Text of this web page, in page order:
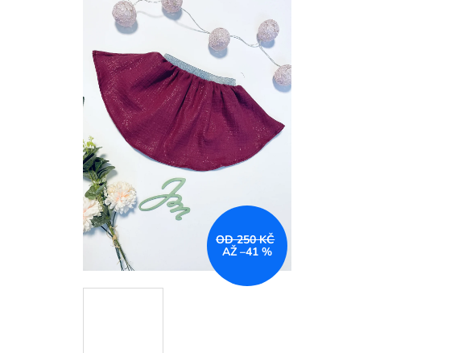
OD 250 KČ
AŽ –41 %